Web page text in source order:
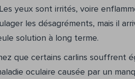
yeux sont irrités, voire
les désagréments, mais il
solution à long terme.
que certains carlins souffrent
oculaire causée par un